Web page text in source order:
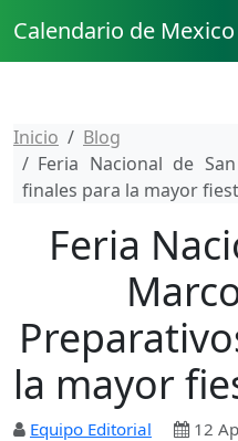
Calendario de Mexico
Inicio
Blog
Feria Nacional de
finales para la mayor
Feria
la mayor
Equipo Editorial 12